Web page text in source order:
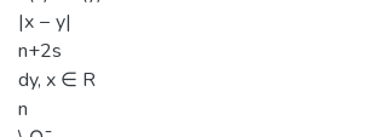
|x − y|
n+2s
dy, x ∈ R
n